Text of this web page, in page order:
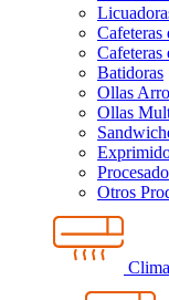
Cafeteras
Cafeteras
Batidoras
Ollas
Ollas
Otros